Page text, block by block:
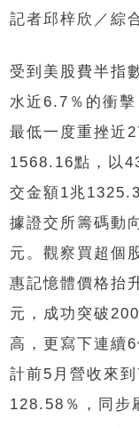
記者邱梓欣／綜
受到美股費半指
水近6.7％的衝
最低一度重挫近
1568.16點，以
交金額1兆
據證交所籌碼動
元。觀察買超個
惠記憶體價格抬
元，成功突破
高，更寫下連續
計前5月營收來
128.58％，同步